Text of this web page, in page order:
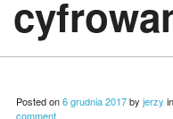
Posted on6 grudnia 2017by jerzy in
comment